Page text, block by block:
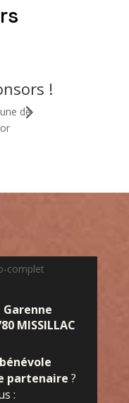
!
Garenne
MISSILLAC
bénévole
partenaire ?
: